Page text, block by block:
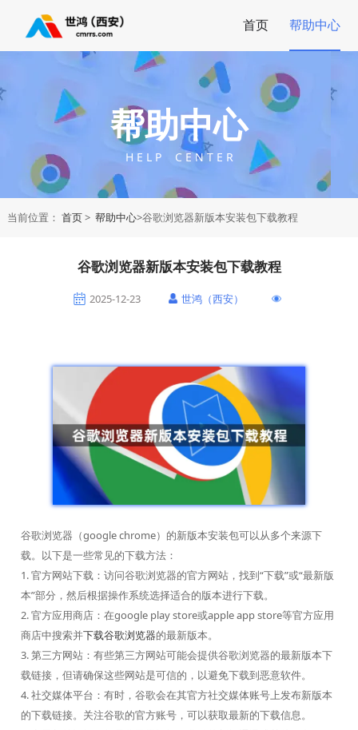
首页 帮助中心
帮助中心
H E L P C E N T E R
当前位置： 首页> 帮助中心>谷歌浏览器新版本安装包下载教程
谷歌浏览器新版本安装包下载教程
2025-12-23 世鸿（西安）
谷歌浏览器（google chrome）的新版本安装包可以从多个来源下
载。以下是一些常见的下载方法：
1. 官方网站下载：访问谷歌浏览器的官方网站，找到“下载”或“最新版
本”部分，然后根据操作系统选择适合的版本进行下载。
2. 官方应用商店：在google play store或apple app store等官方应用
商店中搜索并下载谷歌浏览器的最新版本。
3. 第三方网站：有些第三方网站可能会提供谷歌浏览器的最新版本下
载链接，但请确保这些网站是可信的，以避免下载到恶意软件。
4. 社交媒体平台：有时，谷歌会在其官方社交媒体账号上发布新版本
的下载链接。关注谷歌的官方账号，可以获取最新的下载信息。